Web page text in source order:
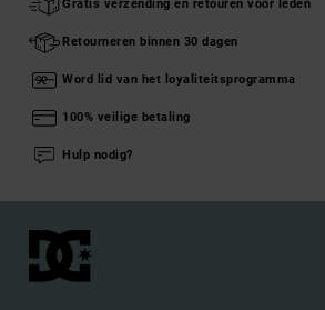
Gratis verzending en retouren voor leden
Retourneren binnen 30 dagen
Word lid van het loyaliteitsprogramma
100% veilige betaling
Hulp nodig?